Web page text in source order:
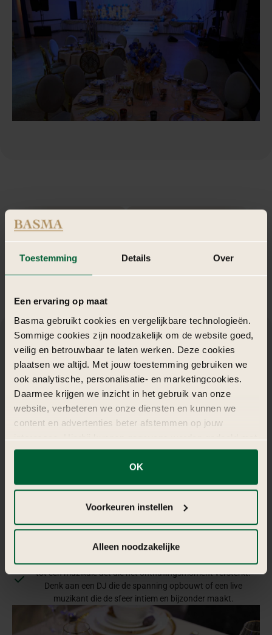
Toestemming Details Over
Een ervaring op maat
Basma gebruikt cookies en vergelijkbare technologieën.
Sommige cookies zijn noodzakelijk om de website goed,
veilig en betrouwbaar te laten werken. Deze cookies
plaatsen we altijd. Met jouw toestemming gebruiken we
ook analytische, personalisatie- en marketingcookies.
Daarmee krijgen we inzicht in het gebruik van onze
website, verbeteren we onze diensten en kunnen we
content en advertenties beter afstemmen op jouw
interesses. Hierbij kunnen gegevens worden gedeeld met
externe partners.
Klik op ‘OK’ om alle cookies te accepteren. Kies ‘Alleen
staan. Via ‘Voorkeuren instellen’ kun je per categorie
kiezen welke cookies je accepteert. Je kunt je keuze op
de kleine letters
OK
Voorkeuren instellen
Alleen noodzakelijke
Decateringen entertainment opeen
KoningsblauwGender RevealParty
thema
Catering maakt het feest compleet en zorgt voor een
Luxe fingerfood met blauwe details, cupcakes met
gouden toppers en macarons in themakleuren.
gouden accenten.
Een pronkstuk in koningsblauw en wit, met een
maakt.
tot een muzikale act die het onthullingsmoment versterkt.
Denk aan een DJ die de spanning opbouwt of een live
muzikant die de sfeer intiem en bijzonder maakt.